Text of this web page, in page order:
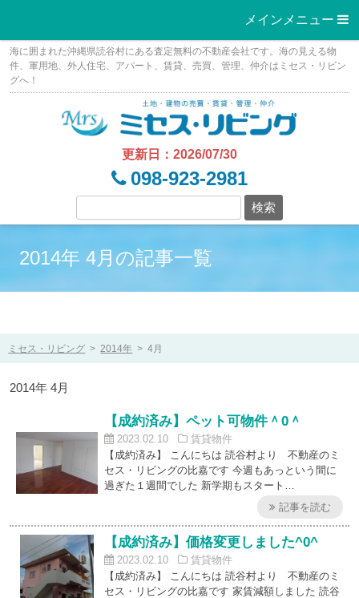
メインメニュー 
Skip
content
海に囲まれた沖縄県読谷村にある査定無料の不動産会社です。海の見える物
件、軍用地、外人住宅、アパート、賃貸、売買、管理、仲介はミセス・リビン
グへ！
更新日：2026/07/30
098-923-2981
2014年 4月の記事一覧
ミセス・リビング > 2014年 > 4月
2014年 4月
【成約済み】ペット可物件＾0＾
2023.02.10
賃貸物件
【成約済み】 こんにちは 読谷村より 不動産のミ
セス・リビングの比嘉です 今週もあっという間に
過ぎた１週間でした 新学期もスタート…
記事を読む
【成約済み】価格変更しました^0^
2023.02.10
賃貸物件
【成約済み】 こんにちは 読谷村より 不動産のミ
セス・リビングの比嘉です 家賃減額しました 読谷